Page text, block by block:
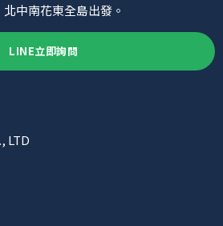
中南花東全島出發。
LINE立即詢問
LTD